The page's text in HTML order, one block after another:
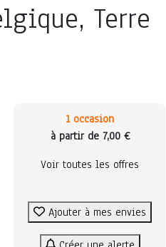
Terre
1 occasion
à partir de 7,00 €
Voir toutes les offres
Ajouter à mes envies